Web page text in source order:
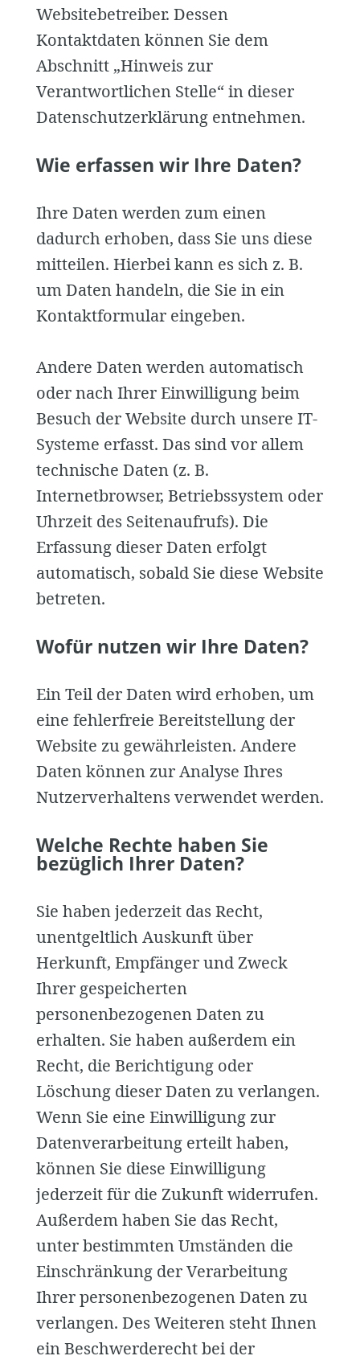
Websitebetreiber. Dessen
Kontaktdaten können Sie dem
Abschnitt „Hinweis zur
Verantwortlichen Stelle“ in dieser
Datenschutzerklärung entnehmen.
Wie erfassen wir Ihre Daten?
Ihre Daten werden zum einen
dadurch erhoben, dass Sie uns diese
mitteilen. Hierbei kann es sich z. B.
um Daten handeln, die Sie in ein
Kontaktformular eingeben.
Andere Daten werden automatisch
oder nach Ihrer Einwilligung beim
Besuch der Website durch unsere IT-
Systeme erfasst. Das sind vor allem
technische Daten (z. B.
Internetbrowser, Betriebssystem oder
Uhrzeit des Seitenaufrufs). Die
Erfassung dieser Daten erfolgt
automatisch, sobald Sie diese Website
betreten.
Wofür nutzen wir Ihre Daten?
Ein Teil der Daten wird erhoben, um
eine fehlerfreie Bereitstellung der
Website zu gewährleisten. Andere
Daten können zur Analyse Ihres
Nutzerverhaltens verwendet werden.
Welche Rechte haben Sie
bezüglich Ihrer Daten?
Sie haben jederzeit das Recht,
unentgeltlich Auskunft über
Herkunft, Empfänger und Zweck
Ihrer gespeicherten
personenbezogenen Daten zu
erhalten. Sie haben außerdem ein
Recht, die Berichtigung oder
Löschung dieser Daten zu verlangen.
Wenn Sie eine Einwilligung zur
Datenverarbeitung erteilt haben,
können Sie diese Einwilligung
jederzeit für die Zukunft widerrufen.
Außerdem haben Sie das Recht,
unter bestimmten Umständen die
Einschränkung der Verarbeitung
Ihrer personenbezogenen Daten zu
verlangen. Des Weiteren steht Ihnen
ein Beschwerderecht bei der